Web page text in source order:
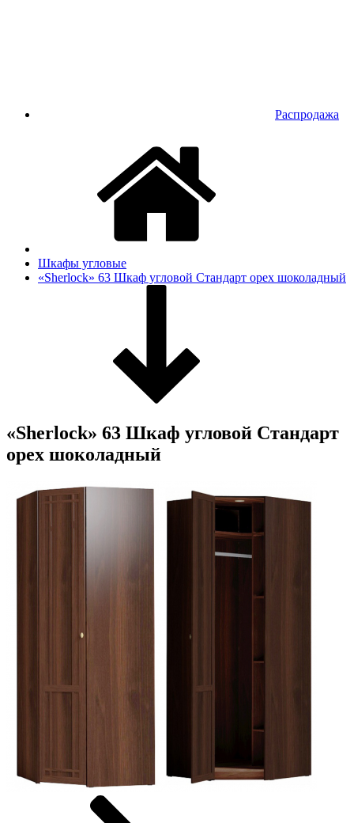
Распродажа
Шкафы угловые
«Sherlock» 63 Шкаф угловой Стандарт орех шоколадный
«Sherlock» 63 Шкаф угловой Стандарт
орех шоколадный